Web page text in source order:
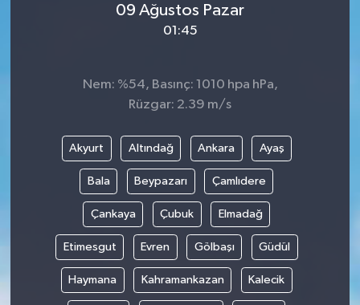
09 Ağustos Pazar
01:45
Nem: %54, Basınç: 1010 hpa hPa,
Rüzgar: 2.39 m/s
Akyurt Altındağ Ankara Ayaş
Bala Beypazarı Çamlıdere
Çankaya Çubuk Elmadağ
Etimesgut Evren Gölbaşı Güdül
Haymana Kahramankazan Kalecik